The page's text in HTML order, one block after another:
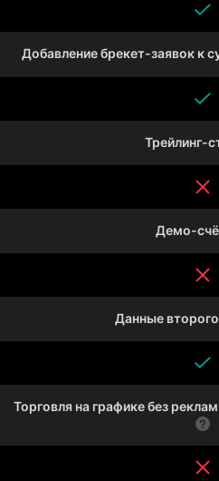
Добавление брекет-заявок к
Трейлинг-
Демо-
Данные
Торговля на графике без